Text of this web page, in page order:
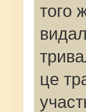
того
це